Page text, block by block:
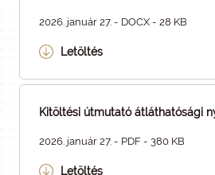
2026. január 27. - DOCX - 28 KB
Letöltés
Kitöltési útmutató átláthatósági
2026. január 27. - PDF - 380 KB
Letöltés